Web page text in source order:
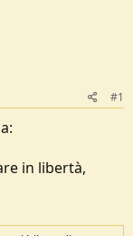
#1
in libertà,